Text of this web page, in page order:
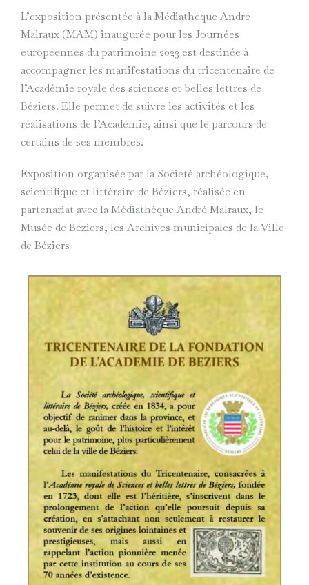
L’exposition présentée à la Médiathèque André
Malraux (MAM) inaugurée pour les Journées
européennes du patrimoine 2023 est destinée à
accompagner les manifestations du tricentenaire de
l’Académie royale des sciences et belles lettres de
Béziers. Elle permet de suivre les activités et les
réalisations de l’Académie, ainsi que le parcours de
certains de ses membres.
Exposition organisée par la Société archéologique,
scientifique et littéraire de Béziers, réalisée en
partenariat avec la Médiathèque André Malraux, le
Musée de Béziers, les Archives municipales de la Ville
de Béziers